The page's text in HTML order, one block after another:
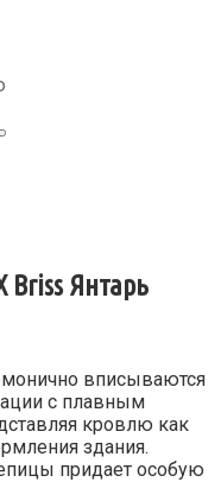
Briss Янтарь
вписываются
с плавным
кровлю как
здания.
придает особую